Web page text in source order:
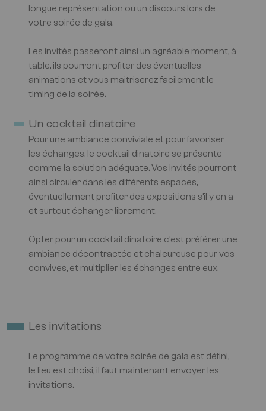
longue représentation ou un discours lors de
votre soirée de gala.
Les invités passeront ainsi un agréable moment, à
table, ils pourront profiter des éventuelles
animations et vous maitriserez facilement le
timing de la soirée.
Un cocktail dinatoire
Pour une ambiance conviviale et pour favoriser
les échanges, le cocktail dinatoire se présente
comme la solution adéquate. Vos invités pourront
ainsi circuler dans les différents espaces,
éventuellement profiter des expositions s’il y en a
et surtout échanger librement.
Opter pour un cocktail dinatoire c’est préférer une
ambiance décontractée et chaleureuse pour vos
convives, et multiplier les échanges entre eux.
Les invitations
Le programme de votre soirée de gala est défini,
le lieu est choisi, il faut maintenant envoyer les
invitations.